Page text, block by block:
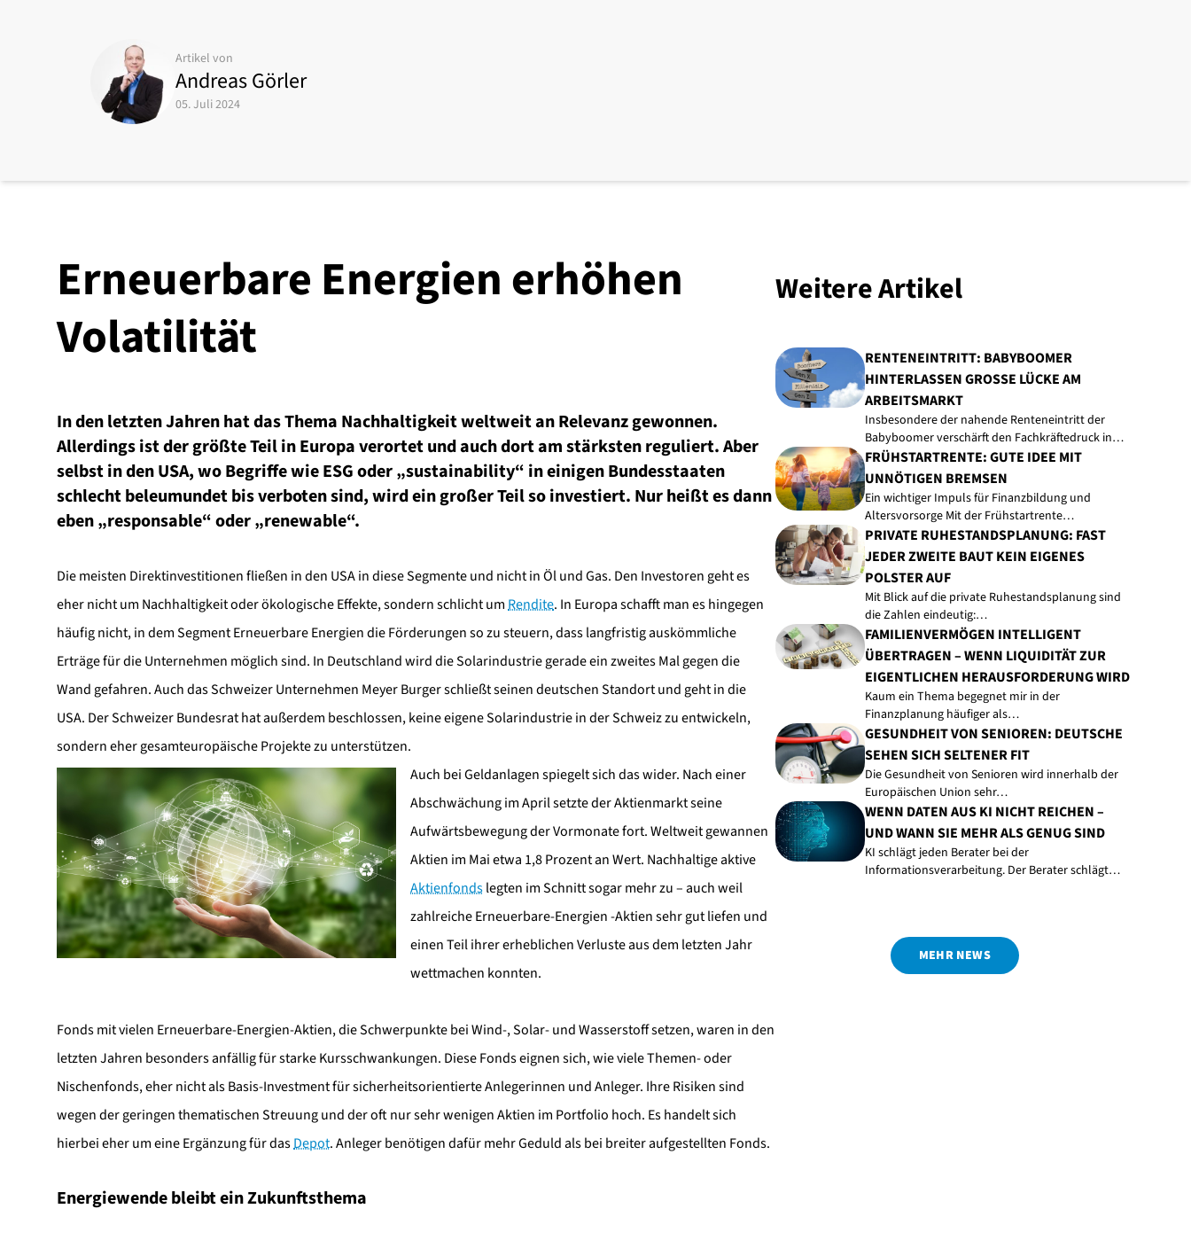
Artikel von
Andreas Görler
05. Juli 2024
Erneuerbare Energien erhöhen
Volatilität
In den letzten Jahren hat das Thema Nachhaltigkeit weltweit an Relevanz gewonnen.
Allerdings ist der größte Teil in Europa verortet und auch dort am stärksten reguliert. Aber
selbst in den USA, wo Begriffe wie ESG oder „sustainability“ in einigen Bundesstaaten
schlecht beleumundet bis verboten sind, wird ein großer Teil so investiert. Nur heißt es dann
eben „responsable“ oder „renewable“.
Die meisten Direktinvestitionen fließen in den USA in diese Segmente und nicht in Öl und Gas. Den Investoren geht es
eher nicht um Nachhaltigkeit oder ökologische Effekte, sondern schlicht umRendite. In Europa schafft man es hingegen
häufig nicht, in dem Segment Erneuerbare Energien die Förderungen so zu steuern, dass langfristig auskömmliche
Erträge für die Unternehmen möglich sind. In Deutschland wird die Solarindustrie gerade ein zweites Mal gegen die
Wand gefahren. Auch das Schweizer Unternehmen Meyer Burger schließt seinen deutschen Standort und geht in die
USA. Der Schweizer Bundesrat hat außerdem beschlossen, keine eigene Solarindustrie in der Schweiz zu entwickeln,
sondern eher gesamteuropäische Projekte zu unterstützen.
Auch bei Geldanlagen spiegelt sich das wider. Nach einer
Abschwächung im April setzte der Aktienmarkt seine
Aufwärtsbewegung der Vormonate fort. Weltweit gewannen
Aktien im Mai etwa 1,8 Prozent an Wert. Nachhaltige aktive
Aktienfondslegten im Schnitt sogar mehr zu – auch weil
zahlreiche Erneuerbare-Energien -Aktien sehr gut liefen und
einen Teil ihrer erheblichen Verluste aus dem letzten Jahr
wettmachen konnten.
Fonds mit vielen Erneuerbare-Energien-Aktien, die Schwerpunkte bei Wind-, Solar- und Wasserstoff setzen, waren in den
letzten Jahren besonders anfällig für starke Kursschwankungen. Diese Fonds eignen sich, wie viele Themen- oder
Nischenfonds, eher nicht als Basis-Investment für sicherheitsorientierte Anlegerinnen und Anleger. Ihre Risiken sind
wegen der geringen thematischen Streuung und der oft nur sehr wenigen Aktien im Portfolio hoch. Es handelt sich
hierbei eher um eine Ergänzung für dasDepot. Anleger benötigen dafür mehr Geduld als bei breiter aufgestellten Fonds.
Energiewende bleibt ein Zukunftsthema
Weitere Artikel
RENTENEINTRITT: BABYBOOMER
HINTERLASSEN GROSSE LÜCKE AM A
RBEITSMARKT
Insbesondere der nahende Renteneintritt der
Babyboomer verschärft den Fachkräftedruck in…
FRÜHSTARTRENTE: GUTE IDEE MIT
UNNÖTIGEN BREMSEN
Ein wichtiger Impuls für Finanzbildung und
Altersvorsorge Mit der Frühstartrente…
PRIVATE RUHESTANDSPLANUNG: FAST
JEDER ZWEITE BAUT KEIN EIGENES
POLSTER AUF
Mit Blick auf die private Ruhestandsplanung sind
die Zahlen eindeutig:…
FAMILIENVERMÖGEN INTELLIGENT
ÜBERTRAGEN – WENN LIQUIDITÄT ZUR
EIGENTLICHEN HERAUSFORDERUNG WIRD
Kaum ein Thema begegnet mir in der
Finanzplanung häufiger als…
GESUNDHEIT VON SENIOREN: DEUTSCHE
SEHEN SICH SELTENER FIT
Die Gesundheit von Senioren wird innerhalb der
Europäischen Union sehr…
WENN DATEN AUS KI NICHT REICHEN –
UND WANN SIE MEHR ALS GENUG SIND
KI schlägt jeden Berater bei der
Informationsverarbeitung. Der Berater schlägt…
MEHR NEWS